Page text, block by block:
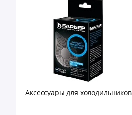
Аксессуары для холодильников